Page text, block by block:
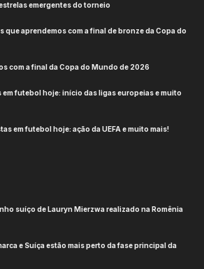
emergentes do torneio
que aprendemos com a final de bronze da Copa do
com a final da Copa do Mundo de 2026
em futebol hoje: início das ligas europeias e muito
em futebol hoje: ação da UEFA e muito mais!
suíço de Lauryn Mierzwa realizado na Romênia
e Suíça estão mais perto da fase principal da